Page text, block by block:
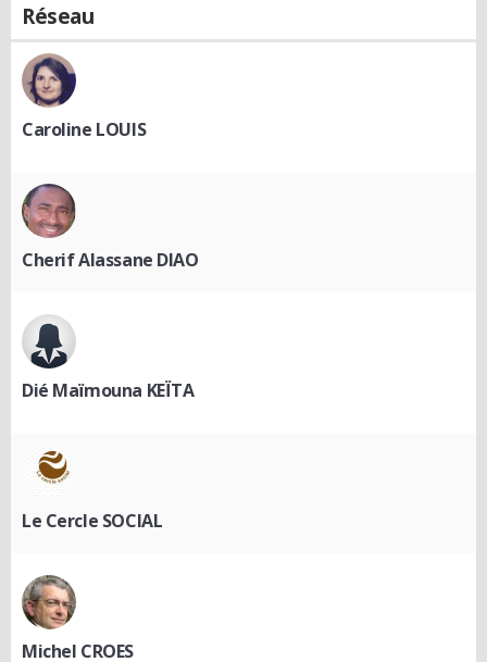
Réseau
Caroline LOUIS
Cherif Alassane DIAO
Dié Maïmouna KEÏTA
Le Cercle SOCIAL
Michel CROES